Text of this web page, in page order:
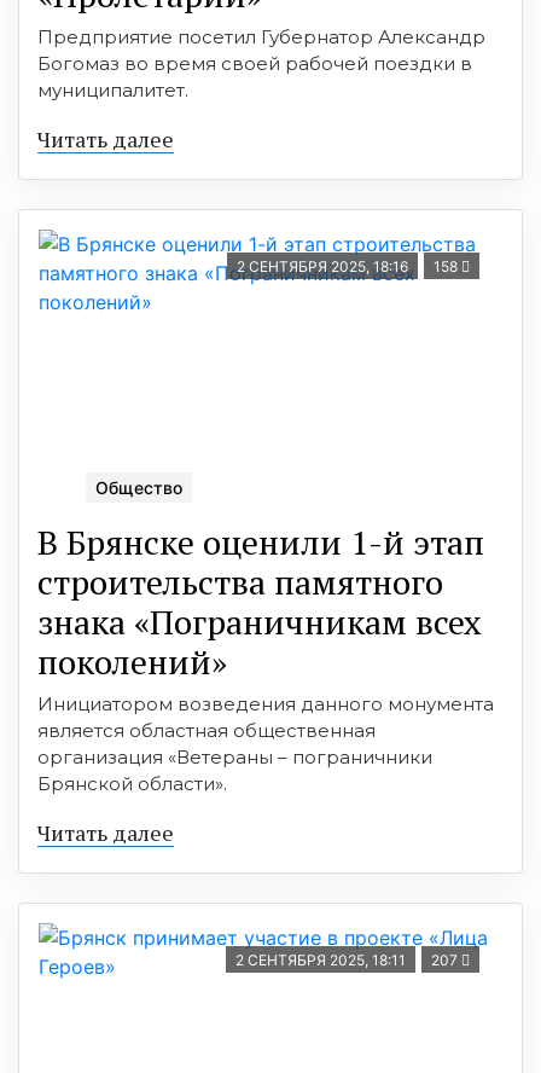
Предприятие посетил Губернатор Александр
Богомаз во время своей рабочей поездки в
муниципалитет.
Читать далее
2 СЕНТЯБРЯ 2025, 18:16 158
Общество
В Брянске оценили 1-й этап
строительства памятного
знака «Пограничникам всех
поколений»
Инициатором возведения данного монумента
является областная общественная
организация «Ветераны – пограничники
Брянской области».
Читать далее
2 СЕНТЯБРЯ 2025, 18:11 207